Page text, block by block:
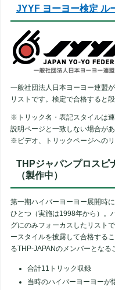
JYYF ヨーヨー検定 ル
一般社団法人日本ヨーヨー連盟
リストです。検定で合格すると
※トリック名・表記スタイルは
説明ページと一致しない場合があ
※ビデオ、トリックページへのリ
THPジャパンプロスピ
（製作中）
第一期ハイパーヨーヨー展開時
ひとつ（実施は1998年から）。
グにのみフォーカスしたリスト
ースタイルを披露して合格する
るTHP-JAPANのメンバーとなる
合計11トリック収録
当時のハイパーヨーヨーが